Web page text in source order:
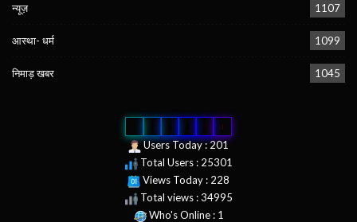
न्यूज़ 1107
आस्था- धर्म 1099
निमाड़ खबर 1045
1
Users Today : 201
Total Users : 25301
Views Today : 228
Total views : 34995
Who's Online : 1